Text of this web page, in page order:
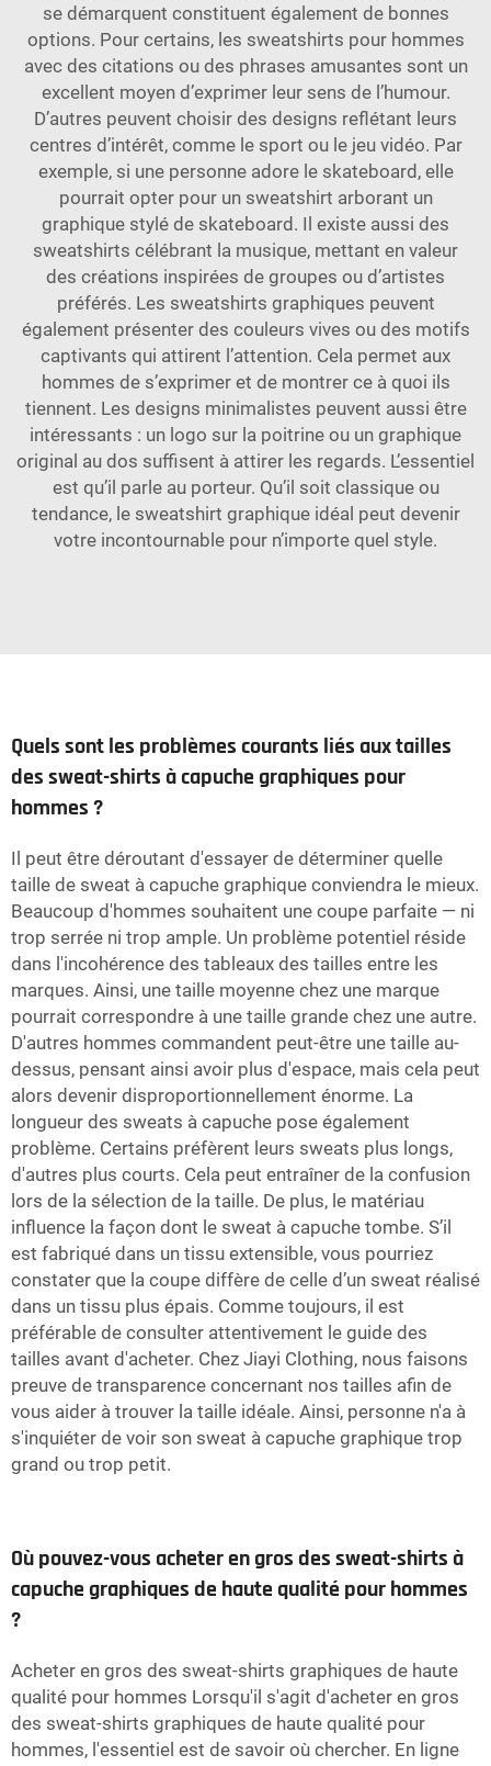
se démarquent constituent également de bonnes
options. Pour certains, les sweatshirts pour hommes
avec des citations ou des phrases amusantes sont un
excellent moyen d’exprimer leur sens de l’humour.
D’autres peuvent choisir des designs reflétant leurs
centres d’intérêt, comme le sport ou le jeu vidéo. Par
exemple, si une personne adore le skateboard, elle
pourrait opter pour un sweatshirt arborant un
graphique stylé de skateboard. Il existe aussi des
sweatshirts célébrant la musique, mettant en valeur
des créations inspirées de groupes ou d’artistes
préférés. Les sweatshirts graphiques peuvent
également présenter des couleurs vives ou des motifs
captivants qui attirent l’attention. Cela permet aux
hommes de s’exprimer et de montrer ce à quoi ils
tiennent. Les designs minimalistes peuvent aussi être
intéressants : un logo sur la poitrine ou un graphique
original au dos suffisent à attirer les regards. L’essentiel
est qu’il parle au porteur. Qu’il soit classique ou
tendance, le sweatshirt graphique idéal peut devenir
votre incontournable pour n’importe quel style.
Quels sont les problèmes courants liés aux tailles
des sweat-shirts à capuche graphiques pour
hommes ?
Il peut être déroutant d'essayer de déterminer quelle
taille de sweat à capuche graphique conviendra le mieux.
Beaucoup d'hommes souhaitent une coupe parfaite — ni
trop serrée ni trop ample. Un problème potentiel réside
dans l'incohérence des tableaux des tailles entre les
marques. Ainsi, une taille moyenne chez une marque
pourrait correspondre à une taille grande chez une autre.
D'autres hommes commandent peut-être une taille au-
dessus, pensant ainsi avoir plus d'espace, mais cela peut
alors devenir disproportionnellement énorme. La
longueur des sweats à capuche pose également
problème. Certains préfèrent leurs sweats plus longs,
d'autres plus courts. Cela peut entraîner de la confusion
lors de la sélection de la taille. De plus, le matériau
influence la façon dont le sweat à capuche tombe. S’il
est fabriqué dans un tissu extensible, vous pourriez
constater que la coupe diffère de celle d’un sweat réalisé
dans un tissu plus épais. Comme toujours, il est
préférable de consulter attentivement le guide des
tailles avant d'acheter. Chez Jiayi Clothing, nous faisons
preuve de transparence concernant nos tailles afin de
vous aider à trouver la taille idéale. Ainsi, personne n'a à
s'inquiéter de voir son sweat à capuche graphique trop
grand ou trop petit.
Où pouvez-vous acheter en gros des sweat-shirts à
capuche graphiques de haute qualité pour hommes
?
Acheter en gros des sweat-shirts graphiques de haute
qualité pour hommes Lorsqu'il s'agit d'acheter en gros
des sweat-shirts graphiques de haute qualité pour
hommes, l'essentiel est de savoir où chercher. En ligne